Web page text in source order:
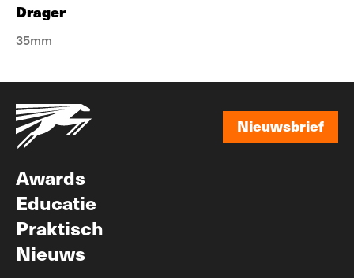
Drager
35mm
Nieuwsbrief
Awards
Educatie
Praktisch
Nieuws